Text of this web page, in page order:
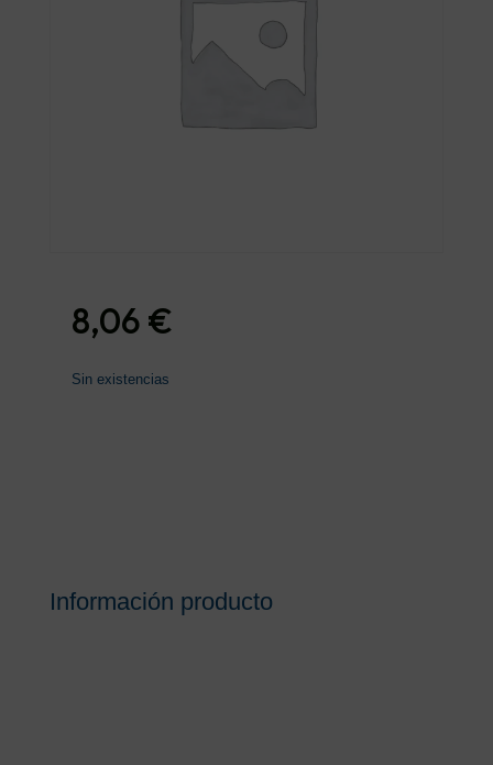
8,06 €
Sin existencias
Información producto